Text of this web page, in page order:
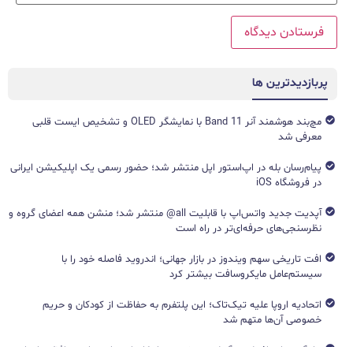
پربازدیدترین ها
مچ‌بند هوشمند آنر Band 11 با نمایشگر OLED و تشخیص ایست قلبی
معرفی شد
پیام‌رسان بله در اپ‌استور اپل منتشر شد؛ حضور رسمی یک اپلیکیشن ایرانی
در فروشگاه iOS
آپدیت جدید واتس‌اپ با قابلیت all@ منتشر شد؛ منشن همه اعضای گروه و
نظرسنجی‌های حرفه‌ای‌تر در راه است
افت تاریخی سهم ویندوز در بازار جهانی؛ اندروید فاصله خود را با
سیستم‌عامل مایکروسافت بیشتر کرد
اتحادیه اروپا علیه تیک‌تاک؛ این پلتفرم به حفاظت از کودکان و حریم
خصوصی آن‌ها متهم شد